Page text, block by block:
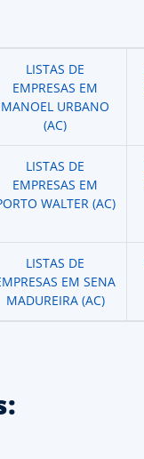
LISTAS DE
EMPRESAS EM
MANOEL URBANO
(AC)
LISTAS DE
EMPRESAS EM
WALTER (AC)
LISTAS DE
EM SENA
MADUREIRA (AC)